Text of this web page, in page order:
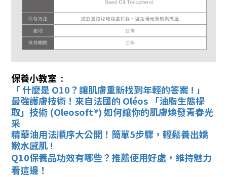
保養小教室 :
「 什麼是 Q10？讓肌膚重新找到年輕的答案 ! 」
最強護膚技術！來自法國的 Oléos 「油脂生態提
取」技術 (Oleosoft®) 如何讓你的肌膚煥發青春光
采
精華油用法順序大公開！簡單5步驟，輕鬆養出嬌
嫩水感肌 !
Q10保養品功效有哪些？推薦使用好處，維持魅力
看這邊！